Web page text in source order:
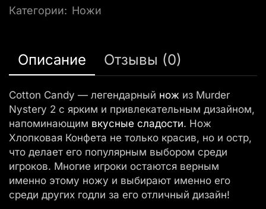
Категории: Ножи
Описание Отзывы (0)
Cotton Candy — легендарный нож из Murder
Nystery 2 с ярким и привлекательным дизайном,
напоминающим вкусные сладости. Нож
Хлопковая Конфета не только красив, но и остр,
что делает его популярным выбором среди
игроков. Многие игроки остаются верным
именно этому ножу и выбирают именно его
среди других годли за его отличный дизайн!